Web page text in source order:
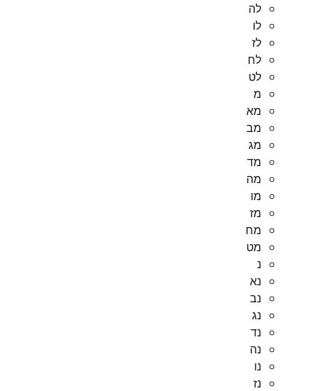
לה
לו
לז
לח
לט
מ
מא
מב
מג
מד
מה
מו
מז
מח
מט
נ
נא
נב
נג
נד
נה
נו
נז